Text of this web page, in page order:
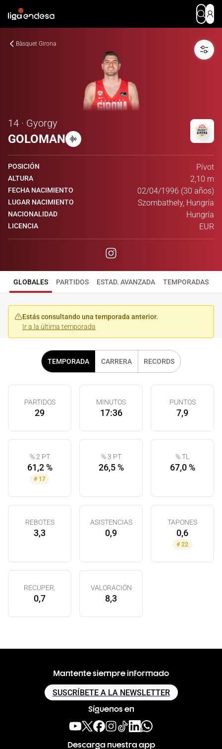
Bàsquet Girona
14 · Gyorgy
GOLOMAN
POSICIÓN Pívot
ALTURA 2,10 m
FECHA NACIMIENTO 02/04/1996 (30 años)
LUGAR NACIMIENTO Szombathely, Hungría
NACIONALIDAD Hungría
LICENCIA EUR
GLOBALES PARTIDOS ESTAD. AVANZADA TEMPORADAS
Estás consultando una temporada anterior.
Ir a la última temporada
TEMPORADA CARRERA RECORDS
PARTIDOS
29
MINUTOS
17:36
PUNTOS
7,9
% 2 PT
61,2 %
# 17
% 3 PT
26,5 %
% TL
67,0 %
REBOTES
3,3
ASISTENCIAS
0,9
TAPONES
0,6
# 22
RECUPER.
0,7
VALORACIÓN
8,3
Mantente siempre informado
SUSCRÍBETE A LA NEWSLETTER
Síguenos en
Descarga nuestra app